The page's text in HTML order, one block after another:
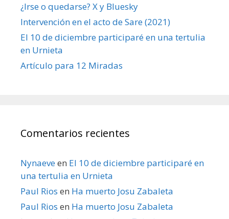
¿Irse o quedarse? X y Bluesky
Intervención en el acto de Sare (2021)
El 10 de diciembre participaré en una tertulia
en Urnieta
Artículo para 12 Miradas
Comentarios recientes
Nynaeveen El 10 de diciembre participaré en
una tertulia en Urnieta
Paul Rios en Ha muerto Josu Zabaleta
Paul Rios en Ha muerto Josu Zabaleta